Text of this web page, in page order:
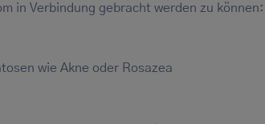
in Verbindung gebracht werden zu können:
wie Akne oder Rosazea